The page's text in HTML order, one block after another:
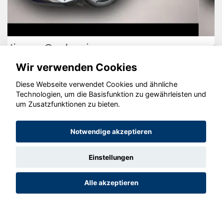
Audi A4
© konjunkturmotor.de GmbH 2020 - 2026
Wir verwenden Cookies
Diese Webseite verwendet Cookies und ähnliche
Technologien, um die Basisfunktion zu gewährleisten und
um Zusatzfunktionen zu bieten.
Notwendige akzeptieren
Einstellungen
Alle akzeptieren